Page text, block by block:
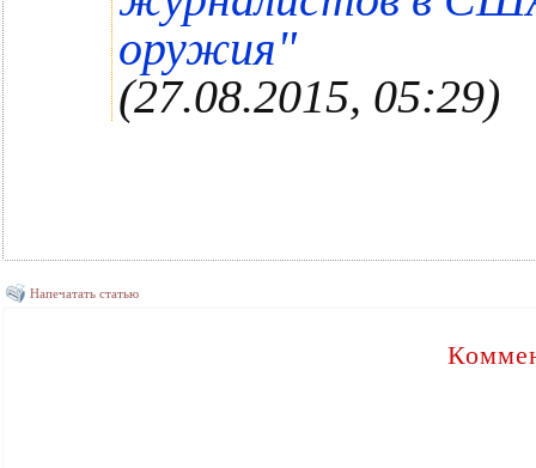
оружия"
(27.08.2015, 05:29)
Напечатать статью